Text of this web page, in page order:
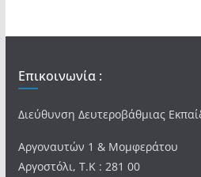
Επικοινωνία :
Διεύθυνση Δευτεροβάθμιας
Αργοναυτών 1 & Μομφεράτου
Αργοστόλι, Τ.Κ : 281 00